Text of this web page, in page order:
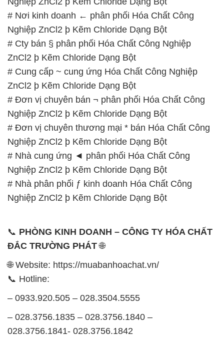
# Nơi kinh doanh ← phân phối Hóa Chất Công
Nghiệp ZnCl2 þ Kẽm Chloride Dạng Bột
# Cty bán § phân phối Hóa Chất Công Nghiệp
ZnCl2 þ Kẽm Chloride Dạng Bột
# Cung cấp ~ cung ứng Hóa Chất Công Nghiệp
ZnCl2 þ Kẽm Chloride Dạng Bột
# Đơn vị chuyên bán ¬ phân phối Hóa Chất Công
Nghiệp ZnCl2 þ Kẽm Chloride Dạng Bột
# Đơn vị chuyên thương mại * bán Hóa Chất Công
Nghiệp ZnCl2 þ Kẽm Chloride Dạng Bột
# Nhà cung ứng ◄ phân phối Hóa Chất Công
Nghiệp ZnCl2 þ Kẽm Chloride Dạng Bột
# Nhà phân phối ƒ kinh doanh Hóa Chất Công
Nghiệp ZnCl2 þ Kẽm Chloride Dạng Bột
📞 PHÒNG KINH DOANH – CÔNG TY HÓA CHẤT
ĐẮC TRƯỜNG PHÁT🌐
🌐 Website: https://muabanhoachat.vn/
📞 Hotline:
– 0933.920.505 – 028.3504.5555
– 028.3756.1835 – 028.3756.1840 –
028.3756.1841- 028.3756.1842